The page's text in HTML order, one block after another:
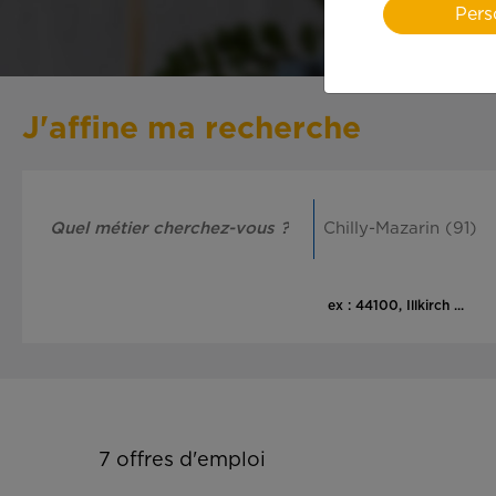
J'affine ma recherche
ex : 44100, Illkirch ...
7 offres d'emploi